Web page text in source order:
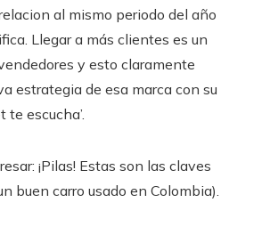
al mismo periodo del año
Llegar a más clientes es un
y esto claramente
estrategia de esa marca con su
te escucha’.
¡Pilas! Estas son las claves
buen carro usado en Colombia).